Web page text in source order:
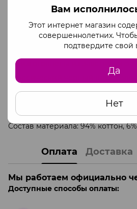
Вам
Этот интернет магазин
совершеннолетних.
подтвердите свой
Да
Нет
садится по фигуре.
не теряет цвет при стирке;
не окрашивает кожу;
Классический черный цвет
Топ изготовлен в Европе с
стандартов качества.
Состав материала: 94% коттон,
Оплата Доставка
Мы работаем официально
Доступные способы оплаты: